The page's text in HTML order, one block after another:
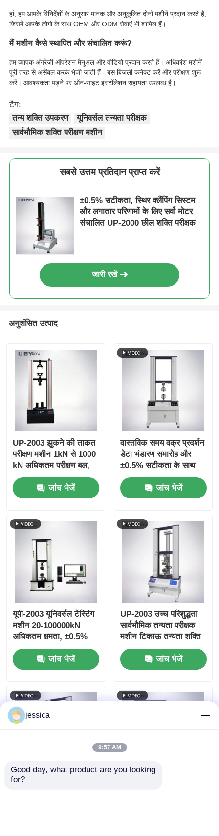
हां, हम आपके विनिर्देशों के अनुसार मानक और अनुकूलित दोनों मशीनें प्रदान करते हैं,
जिसमें आपके लोगो के साथ OEM और ODM सेवाएं भी शामिल हैं।
मैं मशीन कैसे स्थापित और संचालित करूं?
हम व्यापक अंग्रेजी ऑपरेशन मैनुअल और वीडियो प्रदान करते हैं। अधिकांश मशीनें
पूरी तरह से असेंबल करके भेजी जाती हैं - बस बिजली कनेक्ट करें और परीक्षण शुरू
करें। आवश्यकता पड़ने पर ऑन-साइट इंस्टॉलेशन सहायता उपलब्ध है।
टैग:
तन्य शक्ति उपकरण
यूनिवर्सल तन्यता परीक्षक
सार्वभौमिक शक्ति परीक्षण मशीन
सबसे उत्तम प्रतिदान प्राप्त करें
±0.5% सटीकता, स्थिर क्लैंपिंग सिस्टम
और लगातार परिणामों के लिए सर्वो मोटर
संचालित UP-2000 छील शक्ति परीक्षक
जारी रखें
अनुशंसित उत्पाद
UP-2003 झुकने की ताकत
परीक्षण मशीन 1kN से 1000
kN अधिकतम परीक्षण बल,
±1.0% सटीकता और 800
मिमी प्रभावी तन्यता स्ट्रोक
के साथ
जांच भेजें
वास्तविक समय वक्र प्रदर्शन
डेटा भंडारण समारोह और
±0.5% सटीकता के साथ
UP-2003 तन्यता शक्ति
परीक्षक
जांच भेजें
यूपी-2003 यूनिवर्सल टेस्टिंग
मशीन 20-100000kN
अधिकतम क्षमता, ±0.5%
सटीकता, और तन्यता संपीड़न
झुकने परीक्षणों के लिए एसी
सर्वो मोटर के साथ
जांच भेजें
UP-2003 उच्च परिशुद्धता
सार्वभौमिक तन्यता परीक्षक
मशीन टिकाऊ तन्यता शक्ति
परीक्षण मशीन
जांच भेजें
jessica
9:57 AM
Good day, what product are you looking
for?